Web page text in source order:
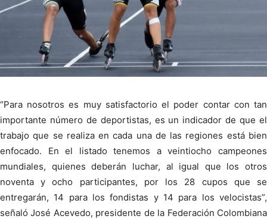
“Para nosotros es muy satisfactorio el poder contar con tan
importante número de deportistas, es un indicador de que el
trabajo que se realiza en cada una de las regiones está bien
enfocado. En el listado tenemos a veintiocho campeones
mundiales, quienes deberán luchar, al igual que los otros
noventa y ocho participantes, por los 28 cupos que se
entregarán, 14 para los fondistas y 14 para los velocistas”,
señaló José Acevedo, presidente de la Federación Colombiana